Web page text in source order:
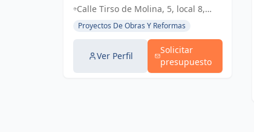
de obra nueva.
Calle Tirso de Molina, 5, local 8,
38005 Santa Cruz de Tenerife,
España, España
Proyectos De Obras Y Reformas
Ver Perfil
Solicitar
presupuesto